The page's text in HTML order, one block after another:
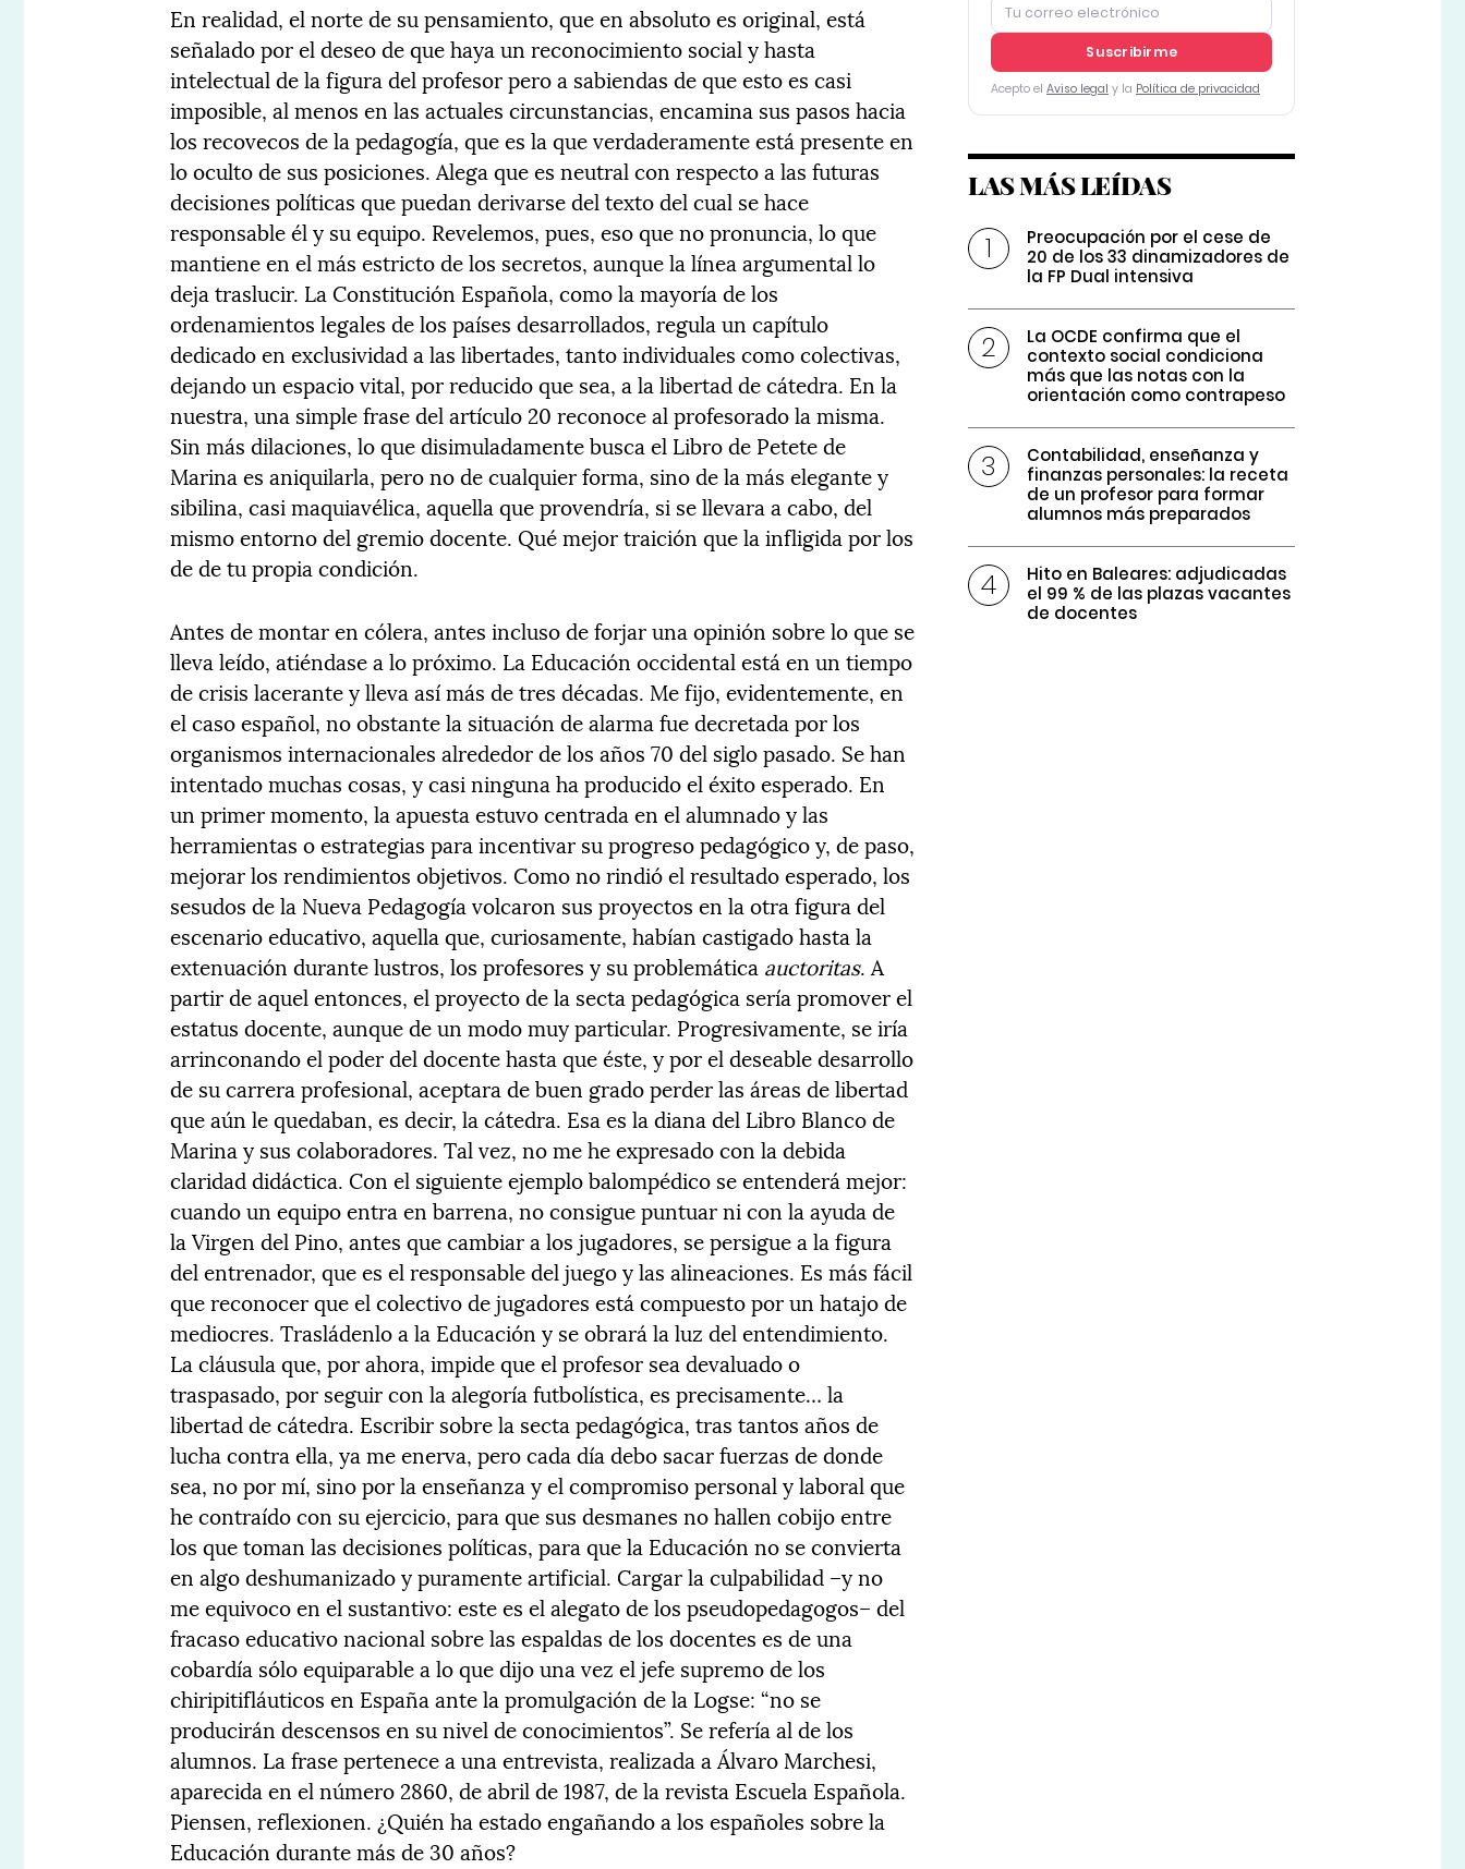
En realidad, el norte de su pensamiento, que en absoluto es original, está
señalado por el deseo de que haya un reconocimiento social y hasta
intelectual de la figura del profesor pero a sabiendas de que esto es casi
imposible, al menos en las actuales circunstancias, encamina sus pasos hacia
los recovecos de la pedagogía, que es la que verdaderamente está presente en
lo oculto de sus posiciones. Alega que es neutral con respecto a las futuras
decisiones políticas que puedan derivarse del texto del cual se hace
responsable él y su equipo. Revelemos, pues, eso que no pronuncia, lo que
mantiene en el más estricto de los secretos, aunque la línea argumental lo
deja traslucir. La Constitución Española, como la mayoría de los
ordenamientos legales de los países desarrollados, regula un capítulo
dedicado en exclusividad a las libertades, tanto individuales como colectivas,
dejando un espacio vital, por reducido que sea, a la libertad de cátedra. En la
nuestra, una simple frase del artículo 20 reconoce al profesorado la misma.
Sin más dilaciones, lo que disimuladamente busca el Libro de Petete de
Marina es aniquilarla, pero no de cualquier forma, sino de la más elegante y
sibilina, casi maquiavélica, aquella que provendría, si se llevara a cabo, del
mismo entorno del gremio docente. Qué mejor traición que la infligida por los
de de tu propia condición.
Antes de montar en cólera, antes incluso de forjar una opinión sobre lo que se
lleva leído, atiéndase a lo próximo. La Educación occidental está en un tiempo
de crisis lacerante y lleva así más de tres décadas. Me fijo, evidentemente, en
el caso español, no obstante la situación de alarma fue decretada por los
organismos internacionales alrededor de los años 70 del siglo pasado. Se han
intentado muchas cosas, y casi ninguna ha producido el éxito esperado. En
un primer momento, la apuesta estuvo centrada en el alumnado y las
herramientas o estrategias para incentivar su progreso pedagógico y, de paso,
mejorar los rendimientos objetivos. Como no rindió el resultado esperado, los
sesudos de la Nueva Pedagogía volcaron sus proyectos en la otra figura del
escenario educativo, aquella que, curiosamente, habían castigado hasta la
extenuación durante lustros, los profesores y su problemática auctoritas. A
partir de aquel entonces, el proyecto de la secta pedagógica sería promover el
estatus docente, aunque de un modo muy particular. Progresivamente, se iría
arrinconando el poder del docente hasta que éste, y por el deseable desarrollo
de su carrera profesional, aceptara de buen grado perder las áreas de libertad
que aún le quedaban, es decir, la cátedra. Esa es la diana del Libro Blanco de
Marina y sus colaboradores. Tal vez, no me he expresado con la debida
claridad didáctica. Con el siguiente ejemplo balompédico se entenderá mejor:
cuando un equipo entra en barrena, no consigue puntuar ni con la ayuda de
la Virgen del Pino, antes que cambiar a los jugadores, se persigue a la figura
del entrenador, que es el responsable del juego y las alineaciones. Es más fácil
que reconocer que el colectivo de jugadores está compuesto por un hatajo de
mediocres. Trasládenlo a la Educación y se obrará la luz del entendimiento.
La cláusula que, por ahora, impide que el profesor sea devaluado o
traspasado, por seguir con la alegoría futbolística, es precisamente… la
libertad de cátedra. Escribir sobre la secta pedagógica, tras tantos años de
lucha contra ella, ya me enerva, pero cada día debo sacar fuerzas de donde
sea, no por mí, sino por la enseñanza y el compromiso personal y laboral que
he contraído con su ejercicio, para que sus desmanes no hallen cobijo entre
los que toman las decisiones políticas, para que la Educación no se convierta
en algo deshumanizado y puramente artificial. Cargar la culpabilidad –y no
me equivoco en el sustantivo: este es el alegato de los pseudopedagogos– del
fracaso educativo nacional sobre las espaldas de los docentes es de una
cobardía sólo equiparable a lo que dijo una vez el jefe supremo de los
chiripitifláuticos en España ante la promulgación de la Logse: “no se
producirán descensos en su nivel de conocimientos”. Se refería al de los
alumnos. La frase pertenece a una entrevista, realizada a Álvaro Marchesi,
aparecida en el número 2860, de abril de 1987, de la revista Escuela Española.
Piensen, reflexionen. ¿Quién ha estado engañando a los españoles sobre la
Educación durante más de 30 años?
Suscribirme
Acepto el Aviso legal y la Política de privacidad
LAS MÁS LEÍDAS
Preocupación por el cese de
20 de los 33 dinamizadores de
la FP Dual intensiva
La OCDE confirma que el
contexto social condiciona
más que las notas con la
orientación como contrapeso
Contabilidad, enseñanza y
finanzas personales: la receta
de un profesor para formar
alumnos más preparados
Hito en Baleares: adjudicadas
el 99 % de las plazas vacantes
de docentes